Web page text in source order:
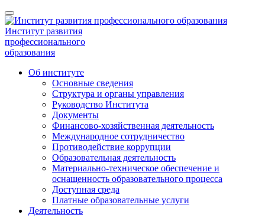
Институт развития
профессионального
образования
Об институте
Основные сведения
Структура и органы управления
Руководство Института
Документы
Финансово-хозяйственная деятельность
Международное сотрудничество
Противодействие коррупции
Образовательная деятельность
Материально-техническое обеспечение и
оснащенность образовательного процесса
Доступная среда
Платные образовательные услуги
Деятельность